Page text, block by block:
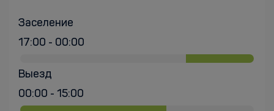
Заселение
17:00 - 00:00
Выезд
00:00 - 15:00